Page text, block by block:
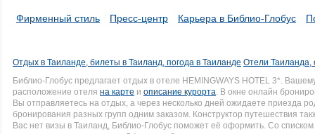
Фирменный стиль Пресс-центр Карьера в Библио-Глобус
Отдых в Таиланде, билеты в Таиланд, погода в Таиланде Отели Таиланда,
Библио-Глобус предлагает отдых в отеле HEMINGWAYS HOTEL 3*.
расположение отеля на карте и описание курорта. В окне онлайн
Вы отправляетесь на отдых, а через несколько дней ожидаете приезда
бронирования разных групп одним заказом. Конструктор путешествия
Вас нет визы в Таиланд, Библио-Глобус поможет её оформить. Со